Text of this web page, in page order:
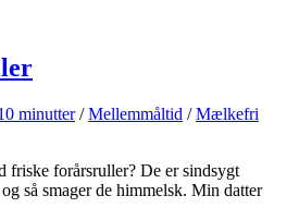
minutter/Mellemmåltid /Mælkefri
friske forårsruller? De er sindsygt
så smager de himmelsk. Min datter